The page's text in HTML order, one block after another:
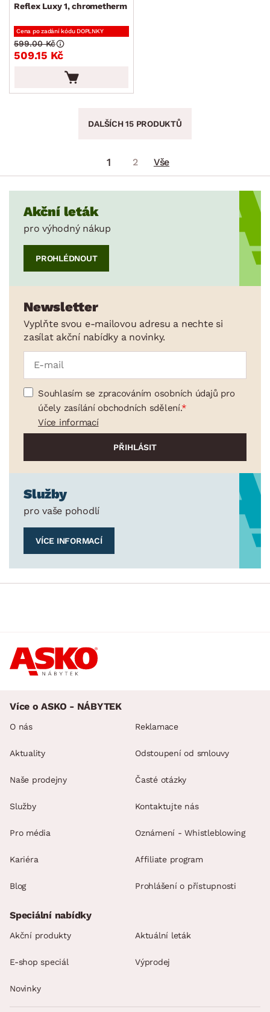
Reflex Luxy 1, chrometherm
Cena po zadání kódu DOPLNKY
509.15 Kč
599.00 Kč
DALŠÍCH 15 PRODUKTŮ
1 2 Vše
Akční leták
pro výhodný nákup
PROHLÉDNOUT
Newsletter
Vyplňte svou e-mailovou adresu a nechte si
zasílat akční nabídky a novinky.
Souhlasím se zpracováním osobních údajů pro
účely zasílání obchodních sdělení.
Více informací
Služby
pro vaše pohodlí
VÍCE INFORMACÍ
Více o ASKO - NÁBYTEK
O nás
Aktuality
Naše prodejny
Služby
Pro média
Kariéra
Blog
Reklamace
Odstoupení od smlouvy
Časté otázky
Kontaktujte nás
Oznámení - Whistleblowing
Affiliate program
Prohlášení o přístupnosti
Speciální nabídky
Akční produkty Aktuální leták
E-shop speciál Výprodej
Novinky